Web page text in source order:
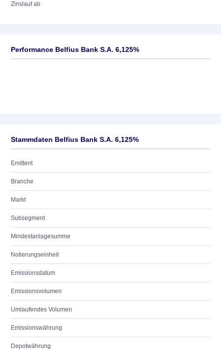
Zinslauf ab
Performance Belfius Bank S.A. 6,125%
Stammdaten Belfius Bank S.A. 6,125%
Emittent
Branche
Markt
Subsegment
Mindestanlagesumme
Notierungseinheit
Emissionsdatum
Emissionsvolumen
Umlaufendes Volumen
Emissionswährung
Depotwährung